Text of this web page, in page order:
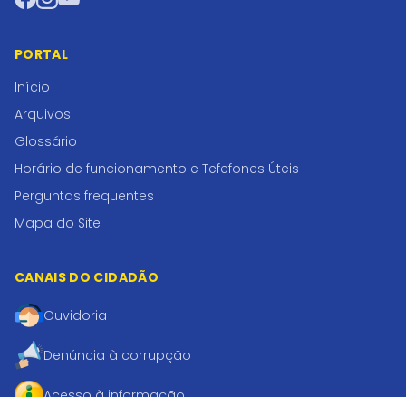
PORTAL
Início
Arquivos
Glossário
Horário de funcionamento e Tefefones Úteis
Perguntas frequentes
Mapa do Site
CANAIS DO CIDADÃO
Ouvidoria
Denúncia à corrupção